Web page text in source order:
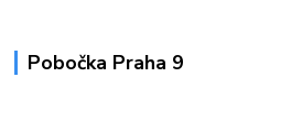
Pobočka Praha 9